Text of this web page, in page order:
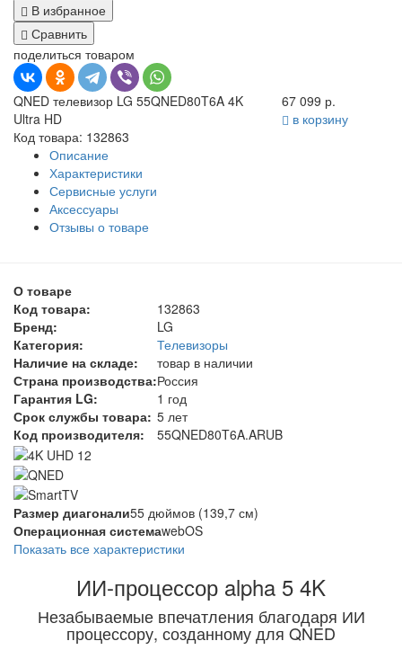
В избранное
Сравнить
поделиться товаром
QNED телевизор LG 55QNED80T6A 4K
Ultra HD
Код товара: 132863
67 099 р.
в корзину
Описание
Характеристики
Сервисные услуги
Аксессуары
Отзывы о товаре
О товаре
Код товара:
132863
Бренд:
LG
Категория:
Телевизоры
Наличие на складе:
товар в наличии
Страна производства:Россия
Гарантия LG:
1 год
Срок службы товара: 5 лет
Код производителя:
55QNED80T6A.ARUB
Размер диагонали55 дюймов (139,7 см)
Операционная системаwebOS
Показать все характеристики
ИИ-процессор alpha 5 4K
Незабываемые впечатления благодаря ИИ
процессору, созданному для QNED